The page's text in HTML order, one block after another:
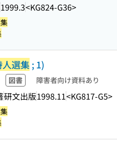
1999.3<KG824-G36>
人選集 ; 1)
図書 障害者向け資料あり
研文出版1998.11<KG817-G5>